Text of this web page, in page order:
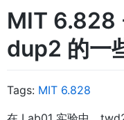
MIT 6.828
dup2 的一
Tags: MIT 6.828